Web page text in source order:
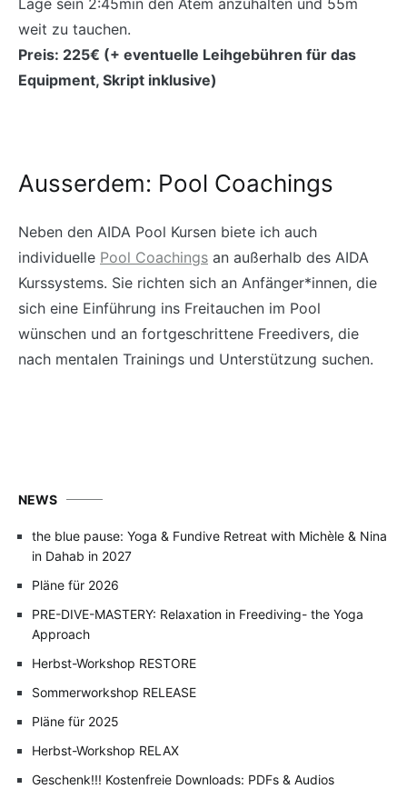
weit zu tauchen.
Preis: 225€ (+ eventuelle Leihgebühren für das
Equipment, Skript inklusive)
Ausserdem: Pool Coachings
Neben den AIDA Pool Kursen biete ich auch
individuelle Pool Coachings an außerhalb des AIDA
Kurssystems. Sie richten sich an Anfänger*innen, die
sich eine Einführung ins Freitauchen im Pool
wünschen und an fortgeschrittene Freedivers, die
nach mentalen Trainings und Unterstützung suchen.
NEWS
the blue pause: Yoga & Fundive Retreat with Michèle & Nina
in Dahab in 2027
Pläne für 2026
PRE-DIVE-MASTERY: Relaxation in Freediving- the Yoga
Approach
Herbst-Workshop RESTORE
Sommerworkshop RELEASE
Pläne für 2025
Herbst-Workshop RELAX
Geschenk!!! Kostenfreie Downloads: PDFs & Audios